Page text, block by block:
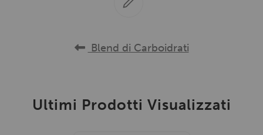
Blend di Carboidrati
Ultimi Prodotti Visualizzati